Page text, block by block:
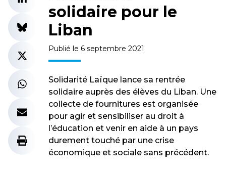
solidaire pour le
Liban
Publié le 6 septembre 2021
Solidarité Laïque lance sa rentrée
solidaire auprès des élèves du Liban. Une
collecte de fournitures est organisée
pour agir et sensibiliser au droit à
l’éducation et venir en aide à un pays
durement touché par une crise
économique et sociale sans précédent.